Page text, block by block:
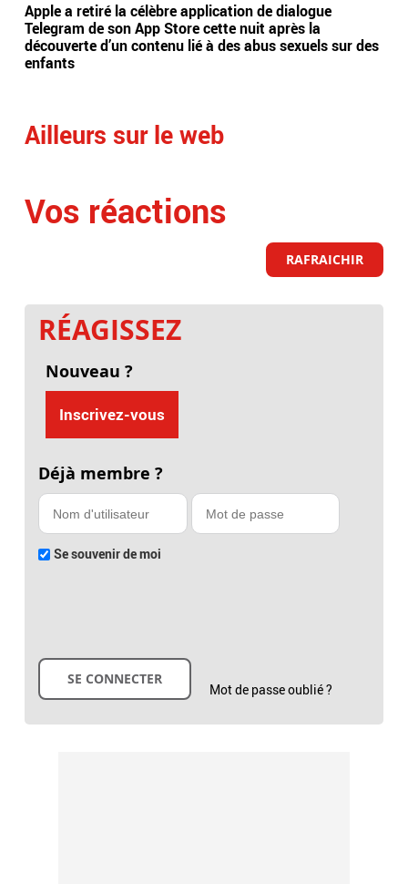
Apple a retiré la célèbre application de dialogue
Telegram de son App Store cette nuit après la
découverte d’un contenu lié à des abus sexuels sur des
enfants
Ailleurs sur le web
Vos réactions
RAFRAICHIR
RÉAGISSEZ
Nouveau ?
Inscrivez-vous
Déjà membre ?
Se souvenir de moi
Mot de passe oublié ?